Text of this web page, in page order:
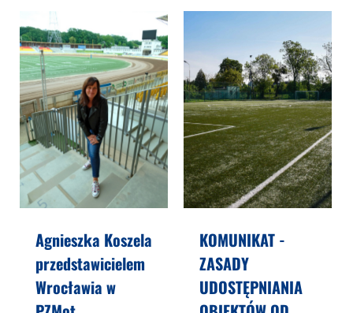
Agnieszka Koszela
przedstawicielem
Wrocławia w
KOMUNIKAT -
ZASADY
UDOSTĘPNIANIA